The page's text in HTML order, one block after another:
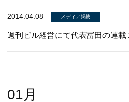
2014.04.08 メディア掲載
週刊ビル経営にて代表冨田の連載
01月